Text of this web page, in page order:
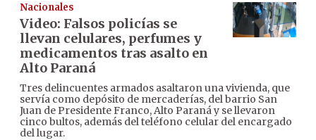
Nacionales
Video: Falsos policías se
llevan celulares, perfumes y
medicamentos tras asalto en
Alto Paraná
Tres delincuentes armados asaltaron una vivienda, que
servía como depósito de mercaderías, del barrio San
Juan de Presidente Franco, Alto Paraná y se llevaron
cinco bultos, además del teléfono celular del encargado
del lugar.